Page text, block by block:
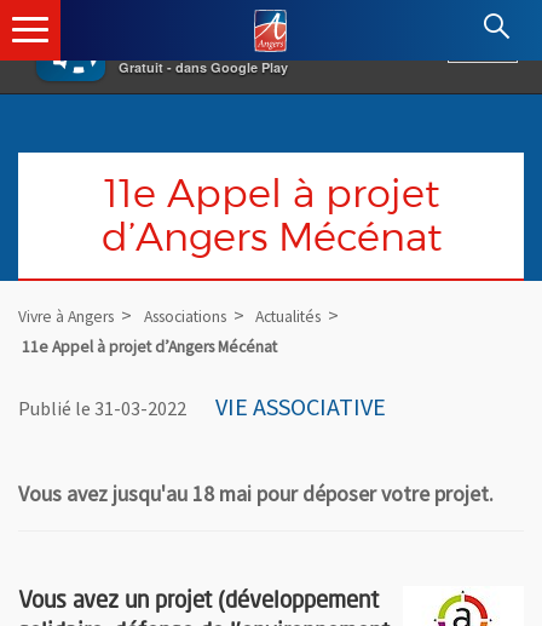
×
Gratuit - dans Google Play
Angers.fr : Retour à l'accueil
11e Appel à projet
d’Angers Mécénat
Vivre à Angers Associations
Actualités
11e Appel à projet d’Angers Mécénat
Publié le 31-03-2022 VIE ASSOCIATIVE
Vous avez jusqu'au 18 mai pour déposer votre projet.
Vous avez un projet (développement